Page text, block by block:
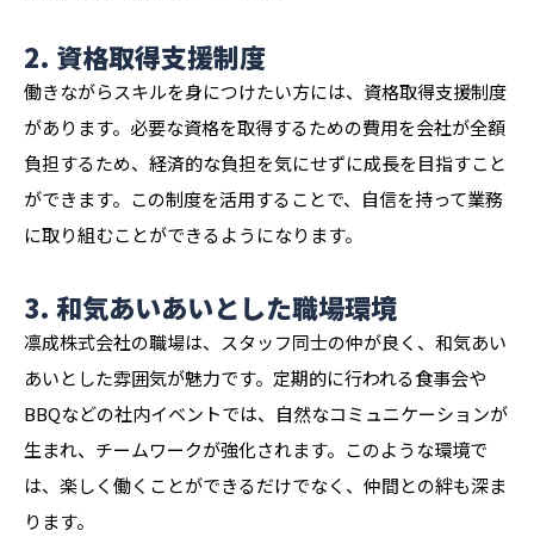
2. 資格取得支援制度
働きながらスキルを身につけたい方には、資格取得支援制度
があります。必要な資格を取得するための費用を会社が全額
負担するため、経済的な負担を気にせずに成長を目指すこと
ができます。この制度を活用することで、自信を持って業務
に取り組むことができるようになります。
3. 和気あいあいとした職場環境
凛成株式会社の職場は、スタッフ同士の仲が良く、和気あい
あいとした雰囲気が魅力です。定期的に行われる食事会や
BBQなどの社内イベントでは、自然なコミュニケーションが
生まれ、チームワークが強化されます。このような環境で
は、楽しく働くことができるだけでなく、仲間との絆も深ま
ります。